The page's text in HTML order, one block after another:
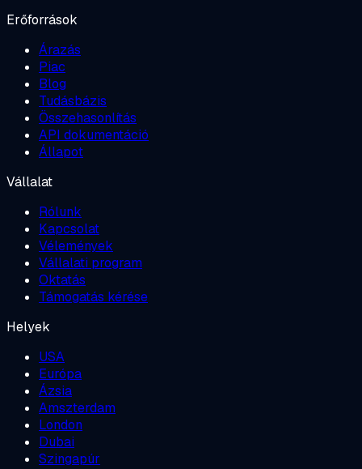
Erőforrások
Árazás
Piac
Blog
Tudásbázis
Összehasonlítás
API dokumentáció
Állapot
Vállalat
Rólunk
Kapcsolat
Vélemények
Vállalati program
Oktatás
Támogatás kérése
Helyek
USA
Európa
Ázsia
Amszterdam
London
Dubai
Szingapúr